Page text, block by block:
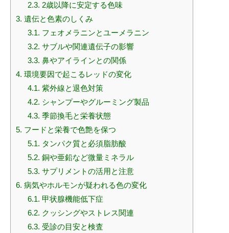
2.3. 2歳以降に安定する色味
3. 遺伝と色素のしくみ
3.1. フェオメラニンとユーメラニン
3.2. サブルや関連遺伝子の影響
3.3. 鼻やアイラインとの関係
4. 環境要因で起こるレッドの変化
4.1. 紫外線と退色対策
4.2. シャンプーやグルーミング製品
4.3. 季節換毛と栄養状態
5. フードと栄養で色艶を保つ
5.1. タンパク質と必須脂肪酸
5.2. 銅や亜鉛など微量ミネラル
5.3. サプリメントの活用と注意
6. 病気やホルモンが疑われる色の変化
6.1. 甲状腺機能低下症
6.2. クッシングやストレス関連
6.3. 受診の目安と検査